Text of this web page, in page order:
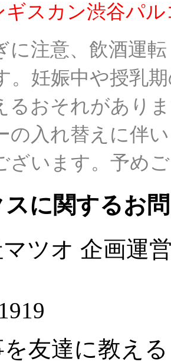
スカン渋谷パ
注意、飲酒運
。妊娠中や授乳
るおそれがあり
入れ替えに伴
ざいます。予め
スに関するお
ツオ 企画運
友達に教える